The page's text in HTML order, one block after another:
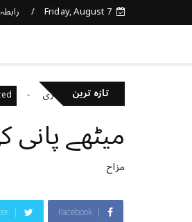
Friday, August 7
تازہ ترین
باہمی احترام اور رواداری
میٹھے پانی
مزاح
Facebook